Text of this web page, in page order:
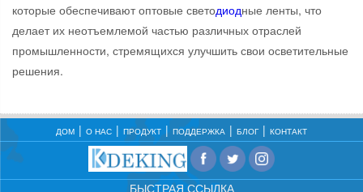
которые обеспечивают оптовые светодиодные ленты, что
делает их неотъемлемой частью различных отраслей
промышленности, стремящихся улучшить свои осветительные
решения.
ДОМ О НАС ПРОДУКТ ПОДДЕРЖКА БЛОГ КОНТАКТ
БЫСТРАЯ ССЫЛКА